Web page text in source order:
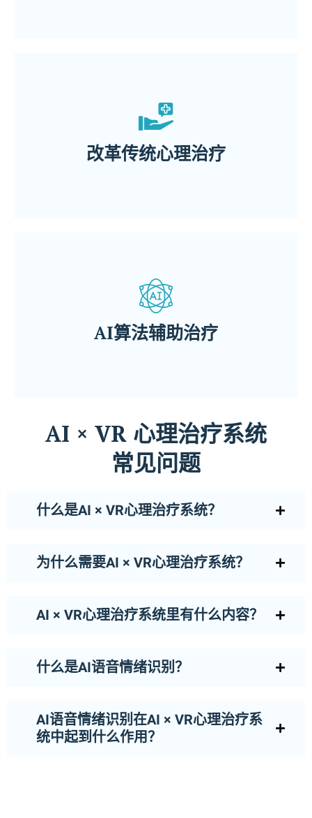
改革传统心理治疗
相比于传统心理治疗，
AI × VR心理治疗系统能够提供
更创新、更有效和
合符经济效益的治疗方法
AI算法辅助治疗
透过人工智能算法，我们的
AI × VR心理治疗系统能够辨识
6种情绪：愤怒、厌恶、恐惧、
快乐、中性和悲伤
AI × VR 心理治疗系统
常见问题
什么是AI × VR心理治疗系统？
为什么需要AI × VR心理治疗系统？
AI × VR心理治疗系统里有什么内容？
什么是AI语音情绪识别？
AI语音情绪识别在AI × VR心理治疗系
统中起到什么作用？